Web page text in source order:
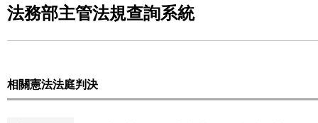
法務部主管法規查詢系統
相關憲法法庭判決